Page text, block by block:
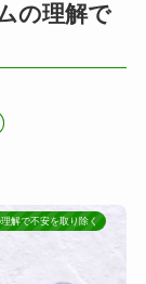
の理解で
解で不安を取り除く